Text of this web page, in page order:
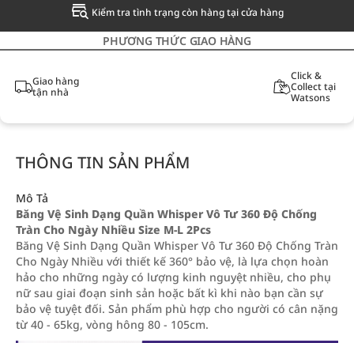
Kiểm tra tình trạng còn hàng tại cửa hàng
PHƯƠNG THỨC GIAO HÀNG
Giao hàng
tận nhà
Click &
Collect tại
Watsons
THÔNG TIN SẢN PHẨM
Mô Tả
Băng Vệ Sinh Dạng Quần Whisper Vô Tư 360 Độ Chống
Tràn Cho Ngày Nhiều Size M-L 2Pcs
Băng Vệ Sinh Dạng Quần Whisper Vô Tư 360 Độ Chống Tràn
Cho Ngày Nhiều với thiết kế 360° bảo vệ, là lựa chọn hoàn
hảo cho những ngày có lượng kinh nguyệt nhiều, cho phụ
nữ sau giai đoạn sinh sản hoặc bất kì khi nào bạn cần sự
bảo vệ tuyệt đối. Sản phẩm phù hợp cho người có cân nặng
từ 40 - 65kg, vòng hông 80 - 105cm.